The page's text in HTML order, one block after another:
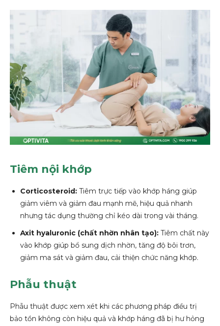
Tiêm nội khớp
Corticosteroid: Tiêm trực tiếp vào khớp háng giúp
giảm viêm và giảm đau mạnh mẽ, hiệu quả nhanh
nhưng tác dụng thường chỉ kéo dài trong vài tháng.
Axit hyaluronic (chất nhờn nhân tạo): Tiêm chất này
vào khớp giúp bổ sung dịch nhờn, tăng độ bôi trơn,
giảm ma sát và giảm đau, cải thiện chức năng khớp.
Phẫu thuật
Phẫu thuật được xem xét khi các phương pháp điều trị
bảo tồn không còn hiệu quả và khớp háng đã bị hư hỏng